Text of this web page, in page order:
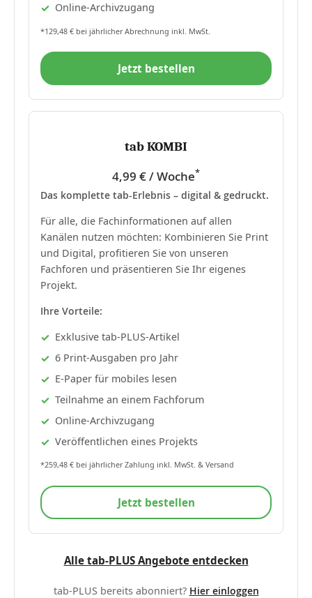
Online-Archivzugang
*129,48 € bei jährlicher Abrechnung inkl. MwSt.
Jetzt bestellen
tab KOMBI
4,99 € / Woche*
Das komplette tab-Erlebnis – digital & gedruckt.
Für alle, die Fachinformationen auf allen
Kanälen nutzen möchten: Kombinieren Sie Print
und Digital, profitieren Sie von unseren
Fachforen und präsentieren Sie Ihr eigenes
Projekt.
Ihre Vorteile:
Exklusive tab-PLUS-Artikel
6 Print-Ausgaben pro Jahr
E-Paper für mobiles lesen
Teilnahme an einem Fachforum
Online-Archivzugang
Veröffentlichen eines Projekts
*259,48 € bei jährlicher Zahlung inkl. MwSt. & Versand
Jetzt bestellen
Alle tab-PLUS Angebote entdecken
tab-PLUS bereits abonniert? Hier einloggen